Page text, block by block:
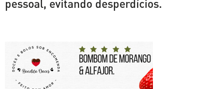
pessoal, evitando desperdícios.